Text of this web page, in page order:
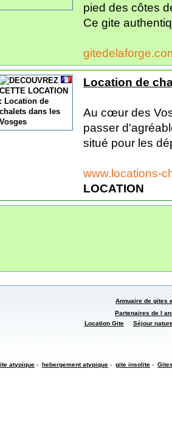
pied des côtes
Ce gite
Location de
Au cœur des
passer
situé pour les
www.locations-
LOCATION
Annuaire de gites
Partenaires de l
Location Gite
Séjour
atypique - hebergement atypique - gite insolite -